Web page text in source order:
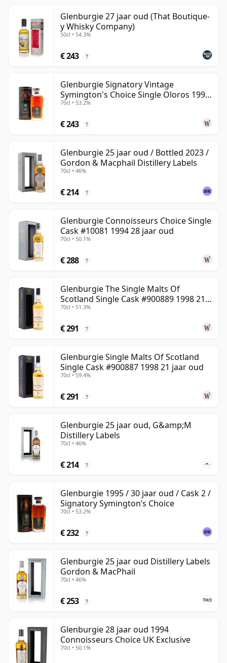
Glenburgie 27 jaar oud (That Boutique-
y Whisky Company)
50cl • 54.3%
€ 243 ?
Glenburgie Signatory Vintage
Symington's Choice Single Oloros 1995
30 jaar oud
70cl • 53.2%
€ 243 ?
Glenburgie 25 jaar oud / Bottled 2023 /
Gordon & Macphail Distillery Labels
70cl • 46%
€ 214 ?
Glenburgie Connoisseurs Choice Single
Cask #10081 1994 28 jaar oud
70cl • 50.1%
€ 288 ?
Glenburgie The Single Malts Of
Scotland Single Cask #900889 1998 21
jaar oud
70cl • 51.3%
€ 291 ?
Glenburgie Single Malts Of Scotland
Single Cask #900887 1998 21 jaar oud
70cl • 59.4%
€ 291 ?
Glenburgie 25 jaar oud, G&amp;M
Distillery Labels
70cl • 46%
€ 214 ?
Glenburgie 1995 / 30 jaar oud / Cask 2 /
Signatory Symington’s Choice
70cl • 53.2%
€ 232 ?
Glenburgie 25 jaar oud Distillery Labels
Gordon & MacPhail
70cl • 46%
€ 253 ?
Glenburgie 28 jaar oud 1994
Connoisseurs Choice UK Exclusive
70cl • 50.1%